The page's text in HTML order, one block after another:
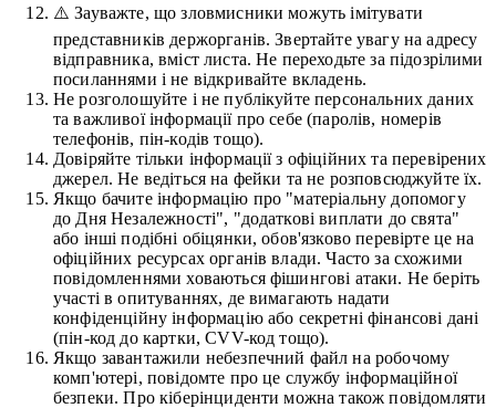
⚠️ Зауважте, що зловмисники можуть імітувати
представників держорганів. Звертайте увагу на адресу
відправника, вміст листа. Не переходьте за підозрілими
посиланнями і не відкривайте вкладень.
Не розголошуйте і не публікуйте персональних даних
та важливої інформації про себе (паролів, номерів
телефонів, пін-кодів тощо).
Довіряйте тільки інформації з офіційних та перевірених
джерел. Не ведіться на фейки та не розповсюджуйте їх.
Якщо бачите інформацію про "матеріальну допомогу
до Дня Незалежності", "додаткові виплати до свята"
або інші подібні обіцянки, обов'язково перевірте це на
офіційних ресурсах органів влади. Часто за схожими
повідомленнями ховаються фішингові атаки. Не беріть
участі в опитуваннях, де вимагають надати
конфіденційну інформацію або секретні фінансові дані
(пін-код до картки, CVV-код тощо).
Якщо завантажили небезпечний файл на робочому
комп'ютері, повідомте про це службу інформаційної
безпеки. Про кіберінциденти можна також повідомляти